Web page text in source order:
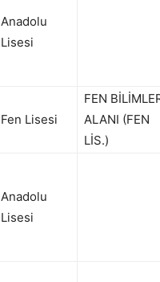
Anadolu
Lisesi
Fen Lisesi
FEN
ALANI (FEN
LİS.)
Anadolu
Lisesi